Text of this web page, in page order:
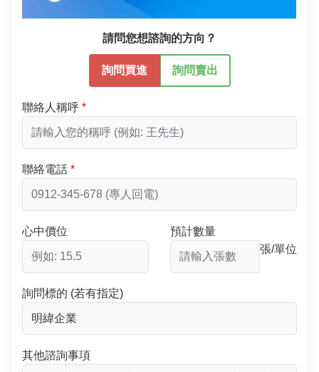
請問您想諮詢的方向？
詢問買進 詢問賣出
聯絡人稱呼
聯絡電話
心中價位
預計數量
張/單位
詢問標的 (若有指定)
其他諮詢事項